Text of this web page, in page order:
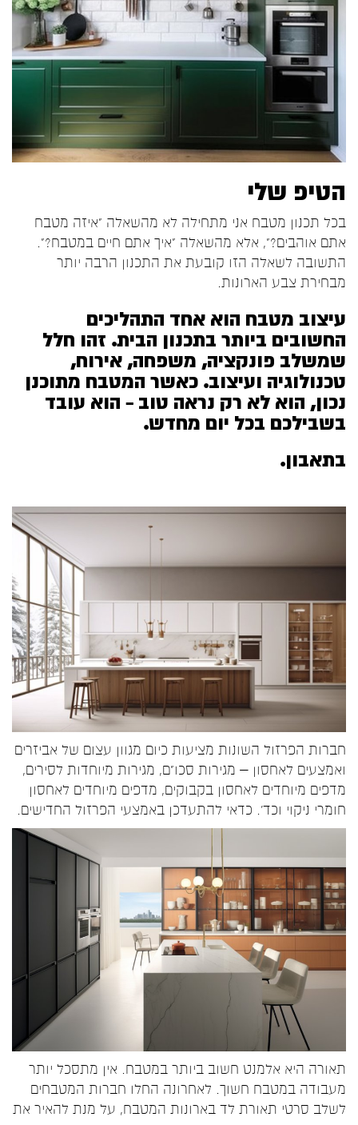
הטיפ שלי
בכל תכנון מטבח אני מתחילה לא מהשאלה “איזה מטבח
אתם אוהבים?”, אלא מהשאלה “איך אתם חיים במטבח?”.
התשובה לשאלה הזו קובעת את התכנון הרבה יותר
מבחירת צבע הארונות.
עיצוב מטבח הוא אחד התהליכים
החשובים ביותר בתכנון הבית. זהו חלל
שמשלב פונקציה, משפחה, אירוח,
טכנולוגיה ועיצוב. כאשר המטבח מתוכנן
נכון, הוא לא רק נראה טוב – הוא עובד
בשבילכם בכל יום מחדש.
בתאבון.
חברות הפרזול השונות מציעות כיום מגוון עצום של אביזרים
ואמצעים לאחסון – מגירות סכו"ם, מגירות מיוחדות לסירים,
מדפים מיוחדים לאחסון בקבוקים, מדפים מיוחדים לאחסון
חומרי ניקוי וכד'. כדאי להתעדכן באמצעי הפרזול החדישים.
תאורה היא אלמנט חשוב ביותר במטבח. אין מתסכל יותר
מעבודה במטבח חשוך. לאחרונה החלו חברות המטבחים
לשלב סרטי תאורת לד בארונות המטבח, על מנת להאיר את